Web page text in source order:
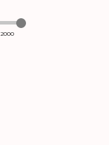
2000